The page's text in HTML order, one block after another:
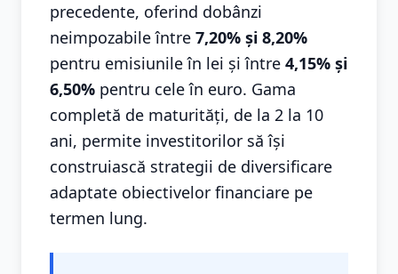
precedente, oferind dobânzi
neimpozabile între 7,20% și 8,20%
pentru emisiunile în lei și între 4,15% și
6,50% pentru cele în euro. Gama
completă de maturități, de la 2 la 10
ani, permite investitorilor să își
construiască strategii de diversificare
adaptate obiectivelor financiare pe
termen lung.